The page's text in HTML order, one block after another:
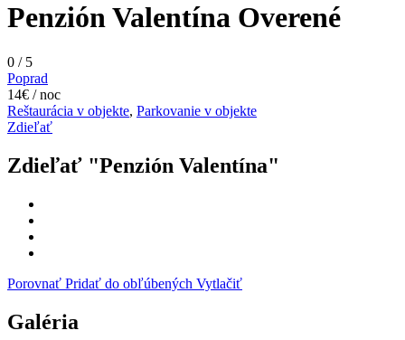
Penzión Valentína Overené
0 /5
Poprad
14€ / noc
Reštaurácia v objekte, Parkovanie v objekte
Zdieľať
Zdieľať "Penzión Valentína"
Porovnať Pridať do obľúbených Vytlačiť
Galéria